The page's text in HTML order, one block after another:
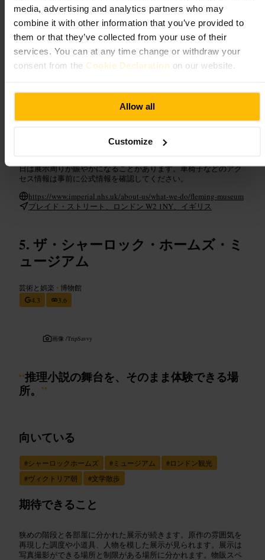
media, advertising and analytics partners who may
combine it with other information that you’ve provided to
them or that they’ve collected from your use of their
services. You can at any time change or withdraw your
consent from the Cookie Declaration on our website.
Allow all
Customize
期待できること
展示はコンパクトで見やすい構成です。再現された実験台、初期
の顕微鏡や実験器具、フレミングの個人資料や写真パネルがあり
ます。説明は分かりやすく、短時間で史実の流れを把握できま
滞在は短時間で十分です、約1時間を目安に。近くの散歩ルートや
カフェと組み合わせると効率的です。展示は小規模なので混雑時
日は展示周りが賑やかになることがあります。車椅子などのアク
セス情報は事前に公式情報を確認してください。
https://www.imperial.nhs.uk/about-us/what-we-do/fleming-museum
プレイド・ストリート、ロンドン W2 1NY、イギリス
ザ・シャーロック・ホームズ・ミ
ュージアム
芸術と娯楽 •博物館
4.3
3.6
画像 /TripSavvy
“推理小説の舞台を、そのまま体験できる場
所。 ”
向いている
#シャーロックホームズ #ミュージアム #ロンドン観光
#ヴィクトリア朝 #文学散歩
期待できること
狭めの階段と各部屋に分かれた展示が続きます。原作の雰囲気を
再現した調度や小道具、人物を模した展示が見られます。展示は
写真撮影ができる場所と制限がある場所に分かれます。物販スペ